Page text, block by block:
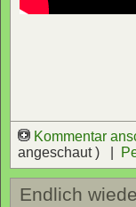
Kommentar
angeschaut ) |
Endlich